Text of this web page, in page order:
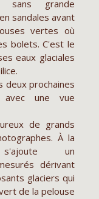
sans grande
sandales avant
vertes où
bolets. C'est le
eaux glaciales
deux prochaines
une vue
de grands
À la
un
dérivant
glaciers qui
de la pelouse